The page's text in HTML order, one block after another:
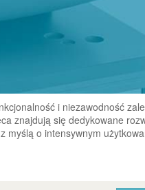
i niezawodność
znajdują się dedykowane
myślą o intensywnym